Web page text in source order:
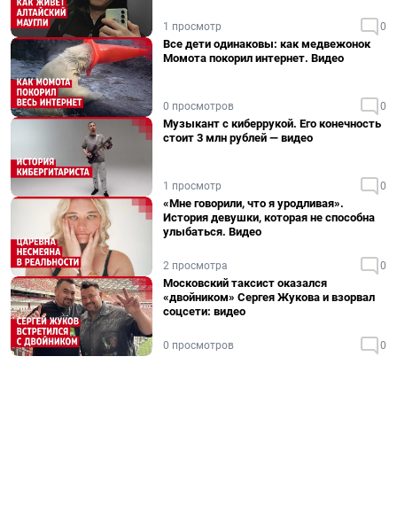
1 просмотр 0
Все дети одинаковы: как медвежонок
Момота покорил интернет. Видео
0 просмотров 0
Музыкант с киберрукой. Его конечность
стоит 3 млн рублей — видео
1 просмотр 0
«Мне говорили, что я уродливая».
История девушки, которая не способна
улыбаться. Видео
2 просмотра 0
Московский таксист оказался
«двойником» Сергея Жукова и взорвал
соцсети: видео
0 просмотров 0